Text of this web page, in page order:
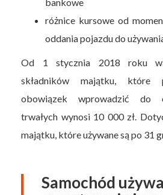
różnice kursowe od
oddania pojazdu do
Od 1 stycznia 2018 roku
składników majątku, które
obowiązek wprowadzić do
trwałych wynosi 10 000 zł.
majątku, które używane są po 31
Samochód